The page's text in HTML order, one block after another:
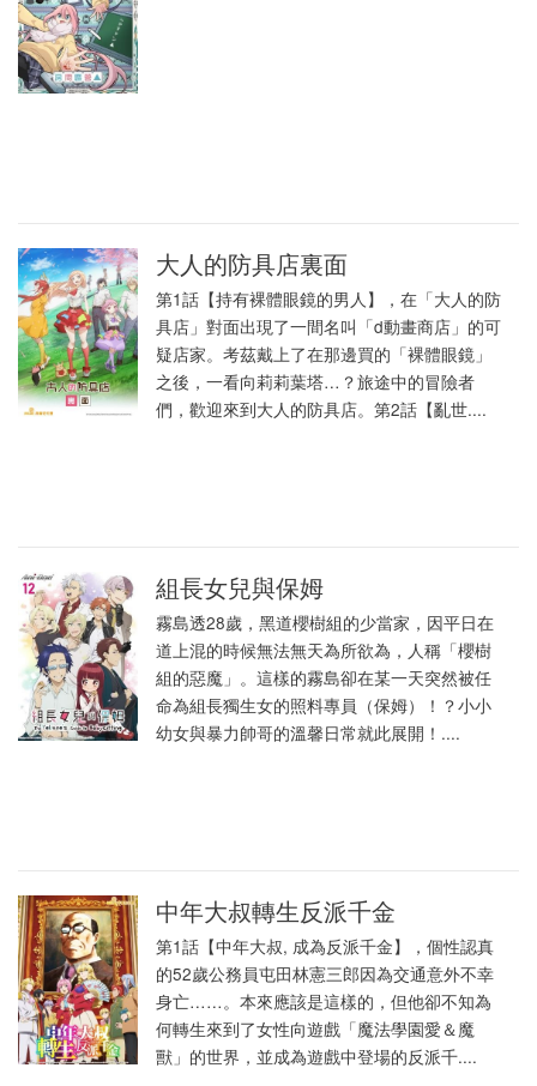
大人的防具店裏面
第1話【持有裸體眼鏡的男人】，在「大人的防
具店」對面出現了一間名叫「d動畫商店」的可
疑店家。考茲戴上了在那邊買的「裸體眼鏡」
之後，一看向莉莉葉塔…？旅途中的冒險者
們，歡迎來到大人的防具店。第2話【亂世....
組長女兒與保姆
霧島透28歲，黑道櫻樹組的少當家，因平日在
道上混的時候無法無天為所欲為，人稱「櫻樹
組的惡魔」。這樣的霧島卻在某一天突然被任
命為組長獨生女的照料專員（保姆）！？小小
幼女與暴力帥哥的溫馨日常就此展開！....
中年大叔轉生反派千金
第1話【中年大叔, 成為反派千金】，個性認真
的52歲公務員屯田林憲三郎因為交通意外不幸
身亡……。本來應該是這樣的，但他卻不知為
何轉生來到了女性向遊戲「魔法學園愛＆魔
獸」的世界，並成為遊戲中登場的反派千....